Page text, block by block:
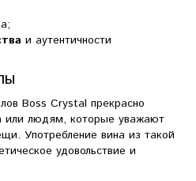
и аутентичности
Boss Crystal прекрасно
или людям, которые уважают
Употребление вина из такой
удовольствие и